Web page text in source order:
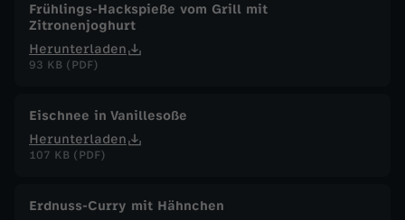
Frühlings-Hackspieße vom Grill mit
Zitronenjoghurt
Herunterladen
93 KB (PDF)
Eischnee in Vanillesoße
Herunterladen
107 KB (PDF)
Erdnuss-Curry mit Hähnchen